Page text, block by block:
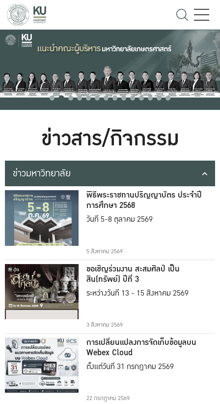
ข่าวสาร/กิจกรรม
ข่าวมหาวิทยาลัย
พิธีพระราชทานปริญญาบัตร ประจำปี
การศึกษา 2568
วันที่ 5-8 ตุลาคม 2569
5 สิงหาคม 2569
ขอเชิญร่วมงาน สะสมศิลป์ เป็น
สิน(ทรัพย์) ปีที่ 3
ระหว่างวันที่ 13 - 15 สิงหาคม 2569
3 สิงหาคม 2569
การเปลี่ยนแปลงการจัดเก็บข้อมูลบน
Webex Cloud
ตั้งแต่วันที่ 31 กรกฎาคม 2569
22 กรกฎาคม 2569